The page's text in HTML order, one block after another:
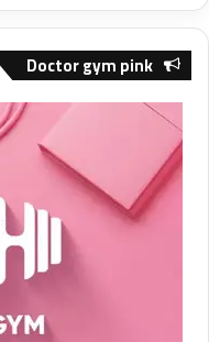
Doctor gym pink